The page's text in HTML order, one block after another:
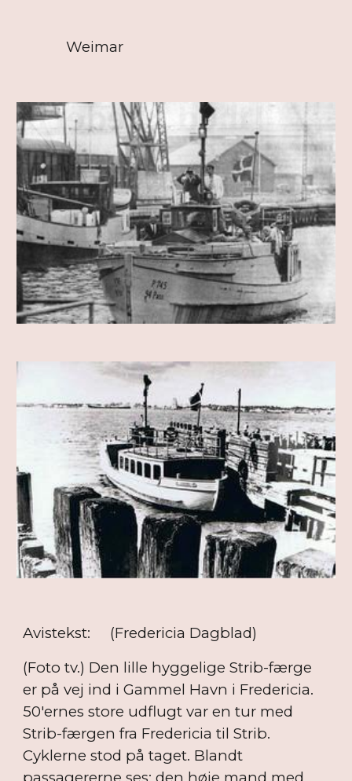
Weimar
Avistekst: (Fredericia Dagblad)
(Foto tv.) Den lille hyggelige Strib-færge
er på vej ind i Gammel Havn i Fredericia.
50'ernes store udflugt var en tur med
Strib-færgen fra Fredericia til Strib.
Cyklerne stod på taget. Blandt